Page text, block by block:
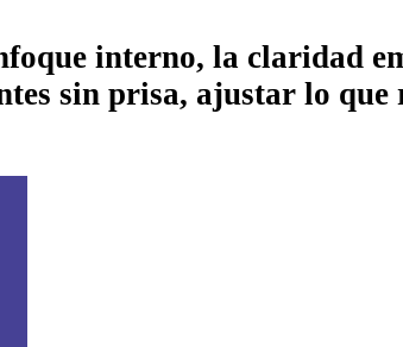
interno, la claridad
sin prisa, ajustar lo